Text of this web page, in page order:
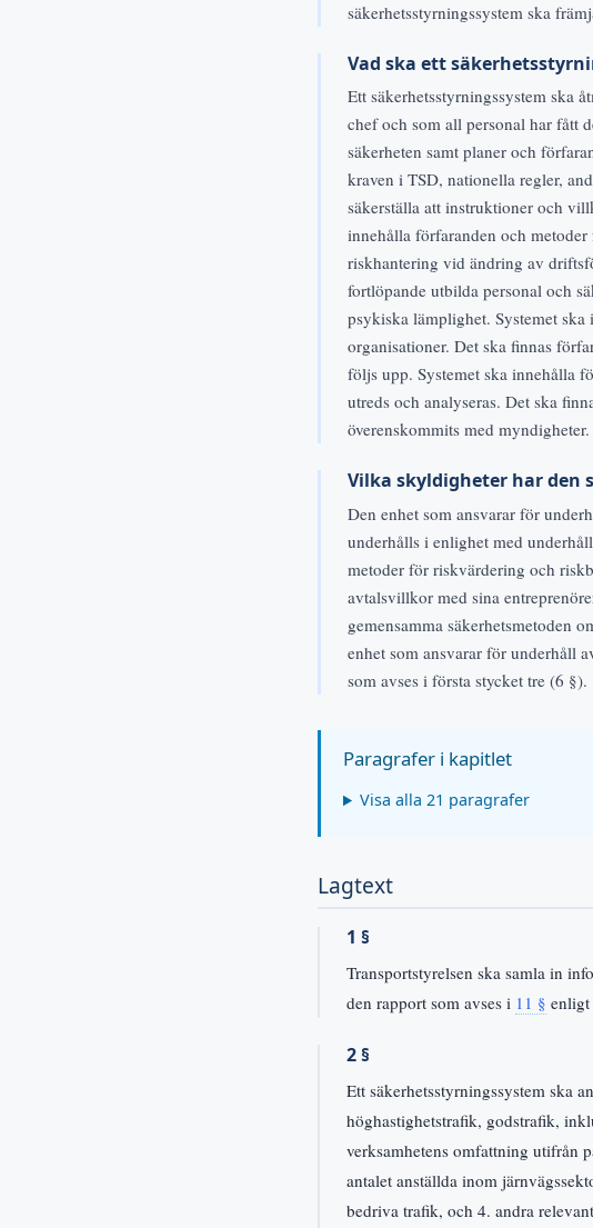
säkerhetsstyrningssystem ska
Vad ska ett
Ett säkerhetsstyrningssystem ska
chef och som all personal har fått
säkerheten samt planer och
kraven i TSD, nationella regler,
säkerställa att instruktioner och
innehålla förfaranden och
riskhantering vid ändring av
fortlöpande utbilda personal och
psykiska lämplighet. Systemet
organisationer. Det ska finnas
följs upp. Systemet ska innehålla
utreds och analyseras. Det ska
överenskommits med
Vilka skyldigheter har den
Den enhet som ansvarar för
underhålls i enlighet med
metoder för riskvärdering och
avtalsvillkor med sina
gemensamma säkerhetsmetoden
enhet som ansvarar för underhåll
som avses i första stycket tre (6 §).
Paragrafer i kapitlet
Visa alla 21 paragrafer
Lagtext
1 §
Transportstyrelsen ska samla in
den rapport som avses i 11 §
2 §
Ett säkerhetsstyrningssystem ska
höghastighetstrafik, godstrafik,
verksamhetens omfattning utifrån
antalet anställda inom
bedriva trafik, och 4. andra